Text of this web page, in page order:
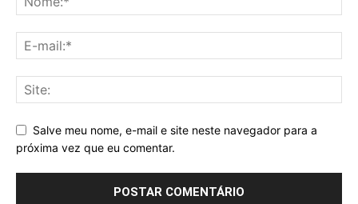
Salve meu nome, e-mail e site neste navegador para a
próxima vez que eu comentar.